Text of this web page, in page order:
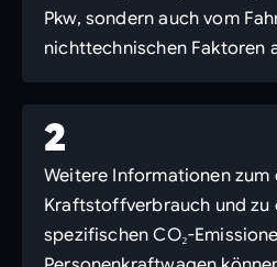
Pkw, sondern auch vom
nichttechnischen Faktoren
2
Weitere Informationen
Kraftstoffverbrauch und zu
spezifischen CO₂-